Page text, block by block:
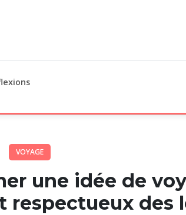
VOYAGE
une idée de
respectueux des